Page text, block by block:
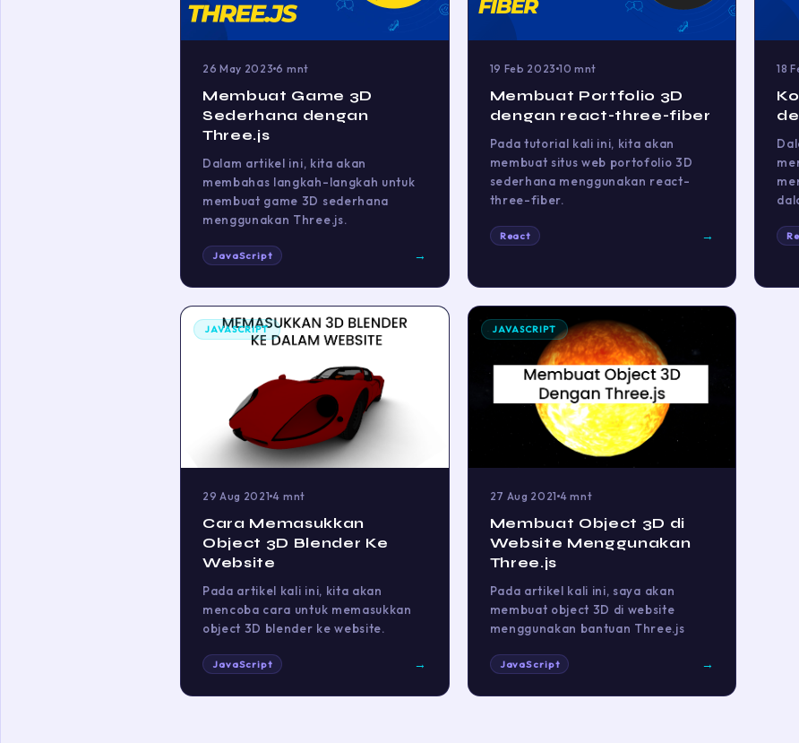
26 May 2023 6 mnt
Membuat Game 3D
Sederhana dengan
Three.js
Dalam artikel ini, kita akan
membahas langkah-langkah untuk
membuat game 3D sederhana
menggunakan Three.js.
JavaScript →
19 Feb 2023 10 mnt
Membuat Portfolio 3D
dengan react-three-fiber
Pada tutorial kali ini, kita akan
membuat situs web portofolio 3D
sederhana menggunakan react-
three-fiber.
React →
18
JAVASCRIPT
29 Aug 2021 4 mnt
Cara Memasukkan
Object 3D Blender Ke
Website
Pada artikel kali ini, kita akan
mencoba cara untuk memasukkan
object 3D blender ke website.
JavaScript →
JAVASCRIPT
27 Aug 2021 4 mnt
Membuat Object 3D di
Website Menggunakan
Three.js
Pada artikel kali ini, saya akan
membuat object 3D di website
menggunakan bantuan Three.js
JavaScript →